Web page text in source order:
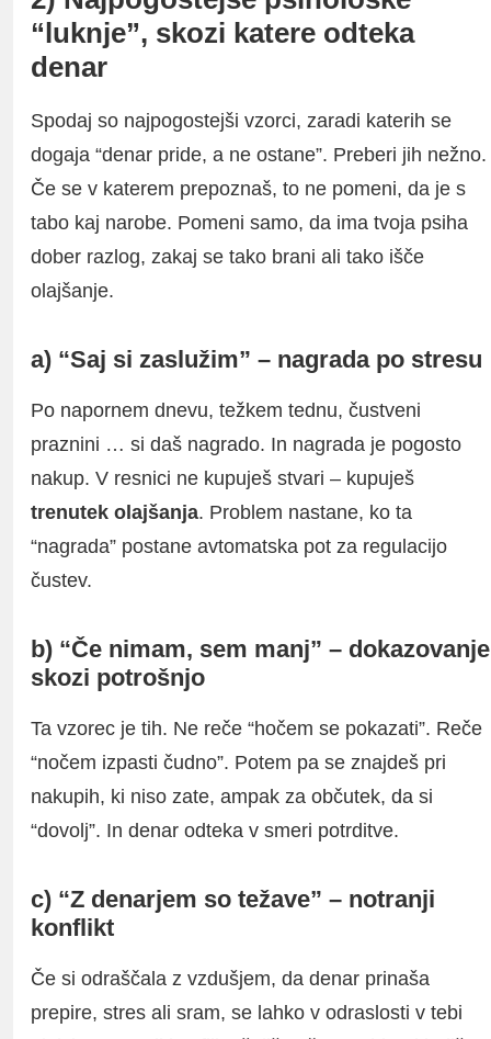
“luknje”, skozi katere odteka
denar
Spodaj so najpogostejši vzorci, zaradi katerih se
dogaja “denar pride, a ne ostane”. Preberi jih nežno.
Če se v katerem prepoznaš, to ne pomeni, da je s
tabo kaj narobe. Pomeni samo, da ima tvoja psiha
dober razlog, zakaj se tako brani ali tako išče
olajšanje.
a) “Saj si zaslužim” – nagrada po stresu
Po napornem dnevu, težkem tednu, čustveni
praznini … si daš nagrado. In nagrada je pogosto
nakup. V resnici ne kupuješ stvari – kupuješ
trenutek olajšanja. Problem nastane, ko ta
“nagrada” postane avtomatska pot za regulacijo
čustev.
b) “Če nimam, sem manj” – dokazovanje
skozi potrošnjo
Ta vzorec je tih. Ne reče “hočem se pokazati”. Reče
“nočem izpasti čudno”. Potem pa se znajdeš pri
nakupih, ki niso zate, ampak za občutek, da si
“dovolj”. In denar odteka v smeri potrditve.
c) “Z denarjem so težave” – notranji
konflikt
Če si odraščala z vzdušjem, da denar prinaša
prepire, stres ali sram, se lahko v odraslosti v tebi